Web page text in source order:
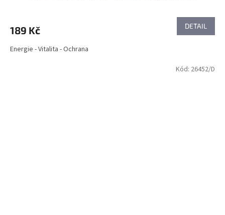
189 Kč DETAIL
Energie - Vitalita - Ochrana
Kód: 26452/D